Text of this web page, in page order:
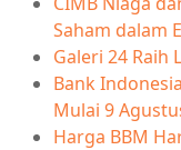
Saham dalam
Galeri 24 Raih
Bank
Mulai 9
Harga BBM